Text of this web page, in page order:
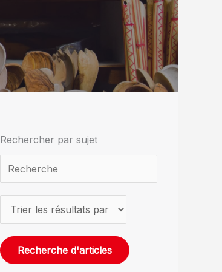
Rechercher par sujet